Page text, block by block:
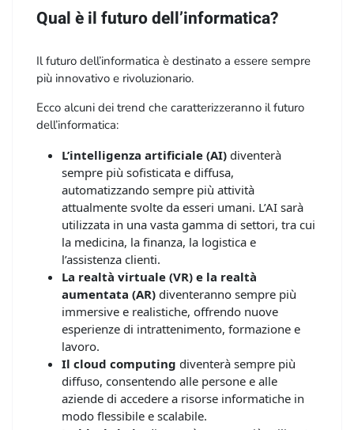
Qual è il futuro dell’informatica?
Il futuro dell’informatica è destinato a essere sempre
più innovativo e rivoluzionario.
svilupparsi a un ritmo rapido, dando vita a nuove
applicazioni e servizi che cambieranno radicalmente il
nostro modo di vivere e lavorare.
Ecco alcuni dei trend che caratterizzeranno il futuro
dell’informatica:
L’intelligenza artificiale (AI) diventerà
sempre più sofisticata e diffusa,
automatizzando sempre più attività
attualmente svolte da esseri umani. L’AI sarà
utilizzata in una vasta gamma di settori, tra cui
la medicina, la finanza, la logistica e
l’assistenza clienti.
La realtà virtuale (VR) e la realtà
aumentata (AR) diventeranno sempre più
immersive e realistiche, offrendo nuove
esperienze di intrattenimento, formazione e
lavoro.
Il cloud computing diventerà sempre più
diffuso, consentendo alle persone e alle
aziende di accedere a risorse informatiche in
modo flessibile e scalabile.